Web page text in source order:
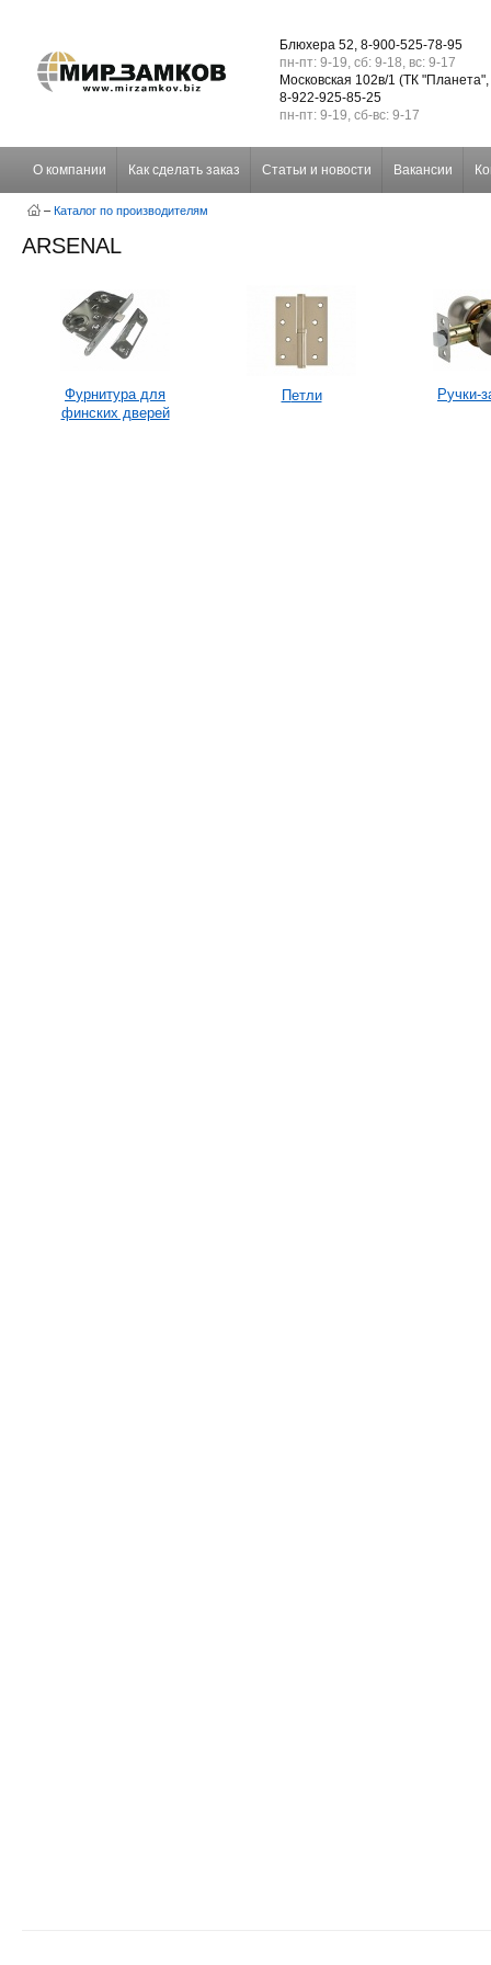
Блюхера 52, 8-900-525-78-95
пн-пт: 9-19, сб: 9-18, вс: 9-17
Московская 102в/1 (ТК
8-922-925-85-25
пн-пт: 9-19, сб-вс: 9-17
О компании Как сделать заказ Статьи и новости Вакансии
– Каталог по производителям
ARSENAL
фурнитура для
финских дверей
петли ручки-